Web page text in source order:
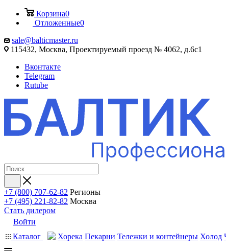
Корзина0
Отложенные0
sale@balticmaster.ru
115432, Москва, Проектируемый проезд № 4062, д.6с1
Вконтакте
Telegram
Rutube
+7 (800) 707-62-82 Регионы
+7 (495) 221-82-82 Москва
Стать дилером
Войти
Каталог
Хорека Пекарни Тележки и контейнеры Холод